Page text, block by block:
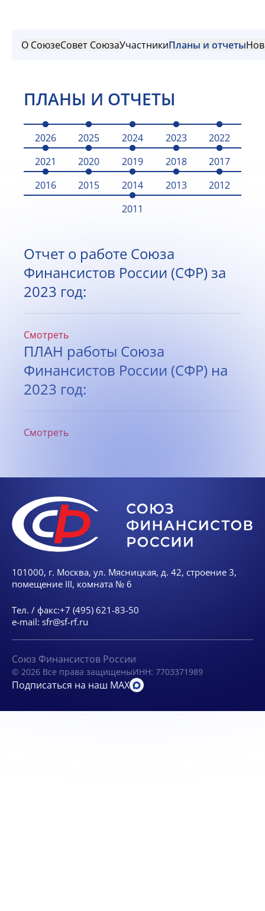
О СоюзеСовет СоюзаУчастникиПланы и отчеты
ПЛАНЫ И ОТЧЕТЫ
2026 2025 2024 2023
2022
2021
2020 2019 2018
2017
2016
2015 2014 2013
2012
2011
Отчет о работе Союза
Финансистов России (СФР) за
2023 год:
Смотреть
ПЛАН работы Союза
Финансистов России (СФР) на
2023 год:
Смотреть
101000, г. Москва, ул. Мясницкая, д. 42, строение 3,
помещение III, комната № 6
Тел. / факс:+7 (495) 621-83-50
e-mail: sfr@sf-rf.ru
Союз Финансистов России
© 2026 Все права защищеныИНН: 7703371989
Подписаться на наш MAX